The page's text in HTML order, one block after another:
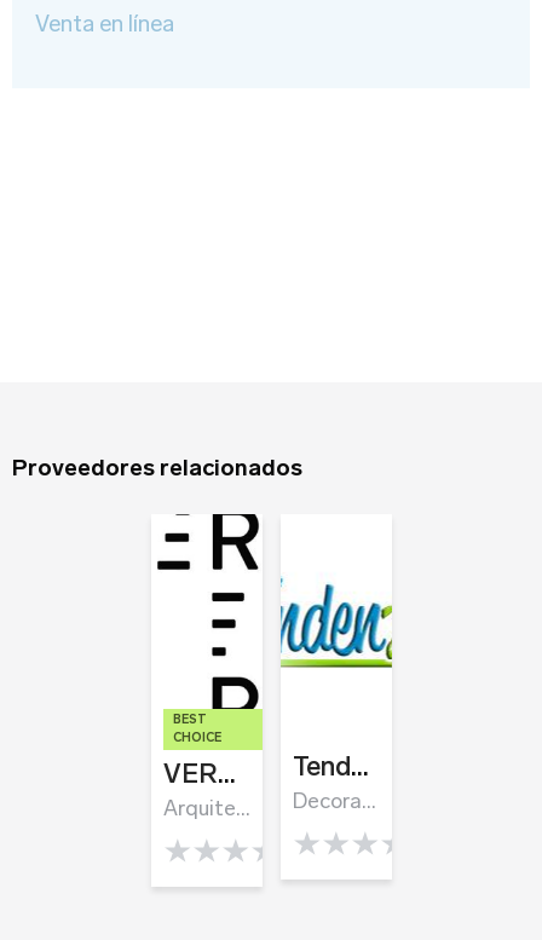
Venta en línea
Proveedores relacionados
BEST
CHOICE
VERTEBRA Estudio
Arquitecto de interiores
0.0 rating
Tendenza Home
Decoración de interiores
0.0 rating